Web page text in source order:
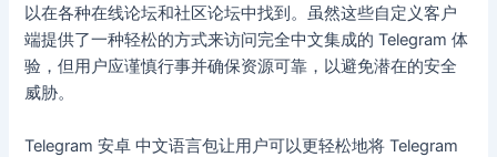
以在各种在线论坛和社区论坛中找到。虽然这些自定义客户
端提供了一种轻松的方式来访问完全中文集成的 Telegram 体
验，但用户应谨慎行事并确保资源可靠，以避免潜在的安全
威胁。
Telegram 安卓 中文语言包让用户可以更轻松地将 Telegram